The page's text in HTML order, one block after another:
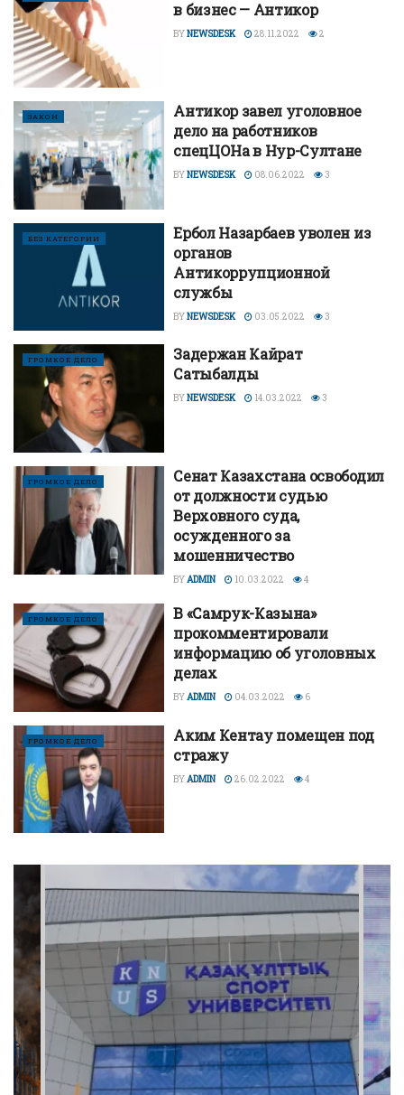
в бизнес — Антикор
BYNEWSDESK 28.11.2022 2
ЗАКОН
Антикор завел уголовное
дело на работников
спецЦОНа в Нур-Султане
BYNEWSDESK 08.06.2022 3
БЕЗ КАТЕГОРИИ
Ербол Назарбаев уволен из
органов
Антикоррупционной
службы
BYNEWSDESK 03.05.2022 3
ГРОМКОЕ ДЕЛО
Задержан Кайрат
Сатыбалды
BYNEWSDESK 14.03.2022 3
ГРОМКОЕ ДЕЛО
Сенат Казахстана освободил
от должности судью
Верховного суда,
осужденного за
мошенничество
BYADMIN 10.03.2022 4
ГРОМКОЕ ДЕЛО
В «Самрук-Казына»
прокомментировали
информацию об уголовных
делах
BYADMIN 04.03.2022 6
ГРОМКОЕ ДЕЛО
Аким Кентау помещен под
стражу
BY ADMIN 26.02.2022 4